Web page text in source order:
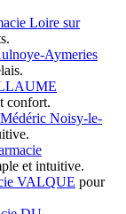
Loire sur
Aymeries
confort.
Noisy-le-
et intuitive.
VALQUE pour